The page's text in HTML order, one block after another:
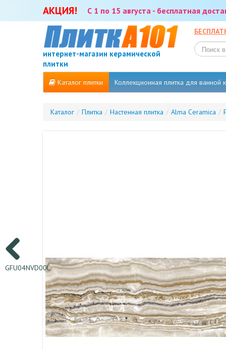
АКЦИЯ! С 1 по 15 августа - бесплатная
интернет-магазин керамической
плитки
Каталог плитки Коллекционная плитка для ванной
Каталог / Плитка / Настенная плитка / Alma Ceramica /
GFU04NVD00L